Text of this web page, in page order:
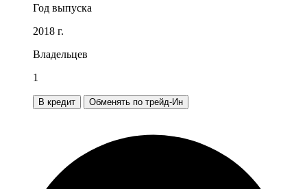
Год выпуска
2018 г.
Владельцев
1
В кредит Обменять по трейд-Ин